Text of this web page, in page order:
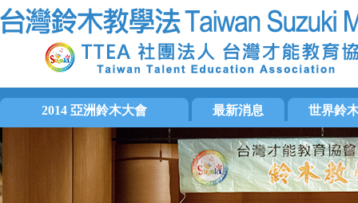
2014 亞洲鈴木大會 最新消息
音樂活動
檢定訊息
世界鈴
國際鈴木
美洲鈴木協
歐洲鈴木協